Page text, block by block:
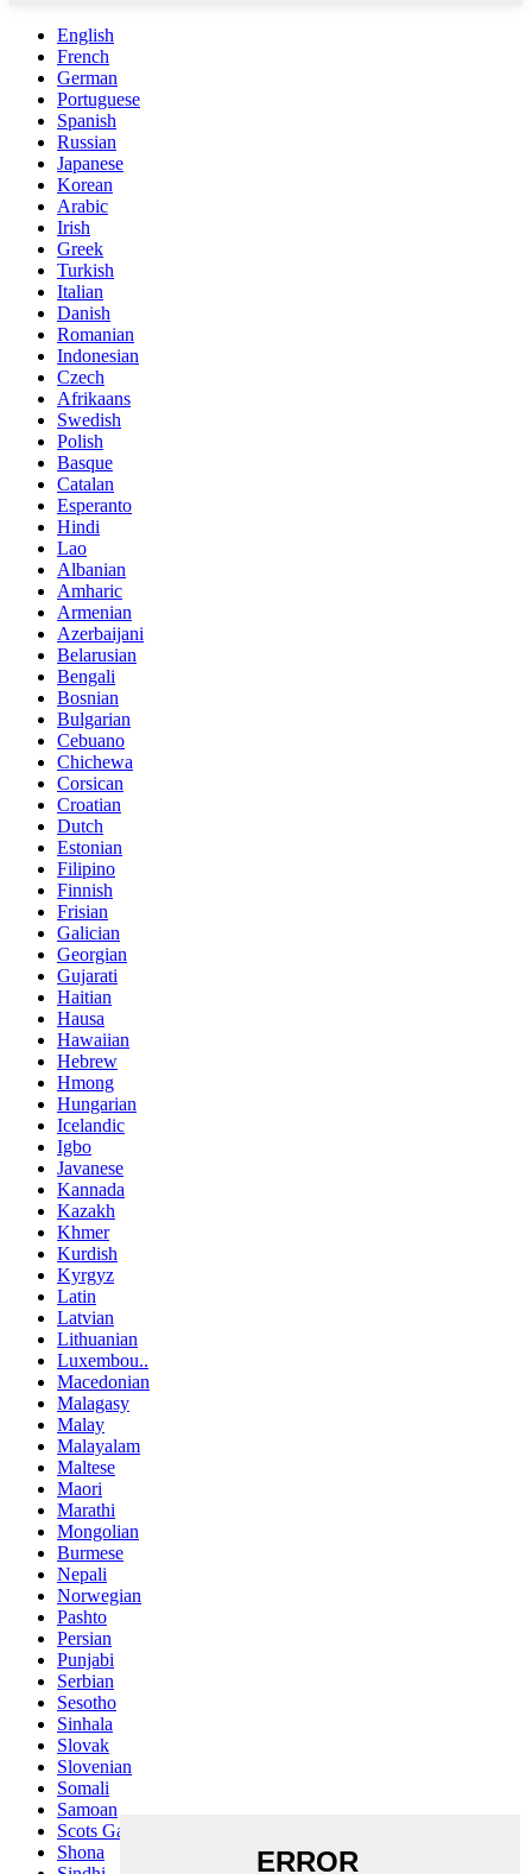
English
French
German
Portuguese
Spanish
Russian
Japanese
Korean
Arabic
Irish
Greek
Turkish
Italian
Danish
Romanian
Indonesian
Czech
Afrikaans
Swedish
Polish
Basque
Catalan
Esperanto
Hindi
Lao
Albanian
Amharic
Armenian
Azerbaijani
Belarusian
Bengali
Bosnian
Bulgarian
Cebuano
Chichewa
Corsican
Croatian
Dutch
Estonian
Filipino
Finnish
Frisian
Galician
Georgian
Gujarati
Haitian
Hausa
Hawaiian
Hebrew
Hmong
Hungarian
Icelandic
Igbo
Javanese
Kannada
Kazakh
Khmer
Kurdish
Kyrgyz
Latin
Latvian
Lithuanian
Luxembou..
Macedonian
Malagasy
Malay
Malayalam
Maltese
Maori
Marathi
Mongolian
Burmese
Nepali
Norwegian
Pashto
Persian
Punjabi
Serbian
Sesotho
Sinhala
Slovak
Slovenian
Somali
Samoan
Scots Gaelic
Shona